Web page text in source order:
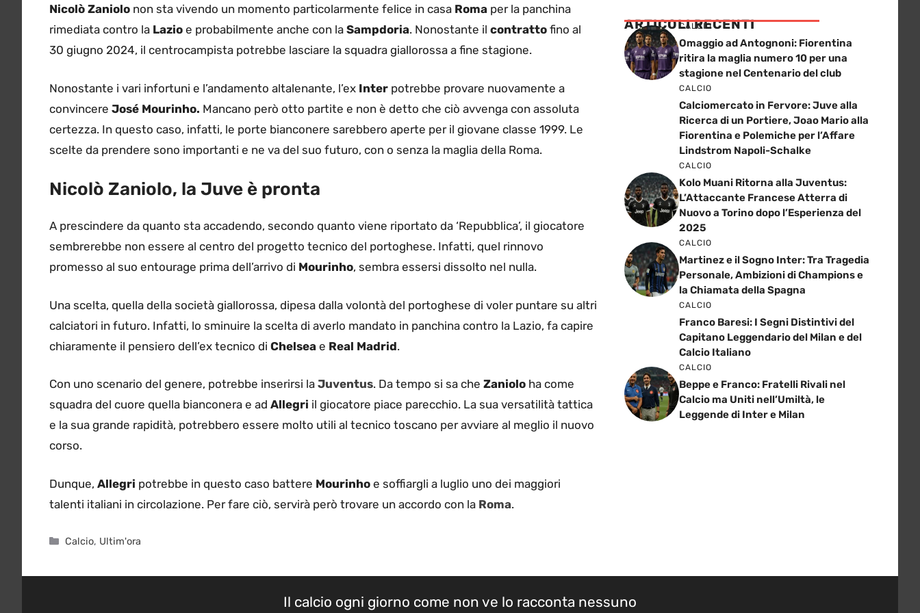
Nicolò Zaniolo non sta vivendo un momento particolarmente felice in casa Roma per la panchina
rimediata contro la Lazio e probabilmente anche con la Sampdoria. Nonostante il contratto fino al
30 giugno 2024, il centrocampista potrebbe lasciare la squadra giallorossa a fine stagione.
Nonostante i vari infortuni e l’andamento altalenante, l’ex Inter potrebbe provare nuovamente a
convincere José Mourinho. Mancano però otto partite e non è detto che ciò avvenga con assoluta
certezza. In questo caso, infatti, le porte bianconere sarebbero aperte per il giovane classe 1999. Le
scelte da prendere sono importanti e ne va del suo futuro, con o senza la maglia della Roma.
Nicolò Zaniolo, la Juve è pronta
A prescindere da quanto sta accadendo, secondo quanto viene riportato da ‘Repubblica’, il giocatore
sembrerebbe non essere al centro del progetto tecnico del portoghese. Infatti, quel rinnovo
promesso al suo entourage prima dell’arrivo di Mourinho, sembra essersi dissolto nel nulla.
Una scelta, quella della società giallorossa, dipesa dalla volontà del portoghese di voler puntare su altri
calciatori in futuro. Infatti, lo sminuire la scelta di averlo mandato in panchina contro la Lazio, fa capire
chiaramente il pensiero dell’ex tecnico di Chelsea e Real Madrid.
Con uno scenario del genere, potrebbe inserirsi la Juventus. Da tempo si sa che Zaniolo ha come
squadra del cuore quella bianconera e ad Allegri il giocatore piace parecchio. La sua versatilità tattica
e la sua grande rapidità, potrebbero essere molto utili al tecnico toscano per avviare al meglio il nuovo
corso.
Dunque, Allegri potrebbe in questo caso battere Mourinho e soffiargli a luglio uno dei maggiori
talenti italiani in circolazione. Per fare ciò, servirà però trovare un accordo con la Roma.
Categorie
Calcio, Ultim'ora
ARTICOLI RECENTI
CALCIO
Omaggio ad Antognoni: Fiorentina
ritira la maglia numero 10 per una
stagione nel Centenario del club
CALCIO
Calciomercato in Fervore: Juve alla
Ricerca di un Portiere, Joao Mario alla
Fiorentina e Polemiche per l’Affare
Lindstrom Napoli-Schalke
CALCIO
Kolo Muani Ritorna alla Juventus:
L’Attaccante Francese Atterra di
Nuovo a Torino dopo l’Esperienza del
2025
CALCIO
Martinez e il Sogno Inter: Tra Tragedia
Personale, Ambizioni di Champions e
la Chiamata della Spagna
CALCIO
Franco Baresi: I Segni Distintivi del
Capitano Leggendario del Milan e del
Calcio Italiano
CALCIO
Beppe e Franco: Fratelli Rivali nel
Calcio ma Uniti nell’Umiltà, le
Leggende di Inter e Milan
Il calcio ogni giorno come non ve lo racconta nessuno